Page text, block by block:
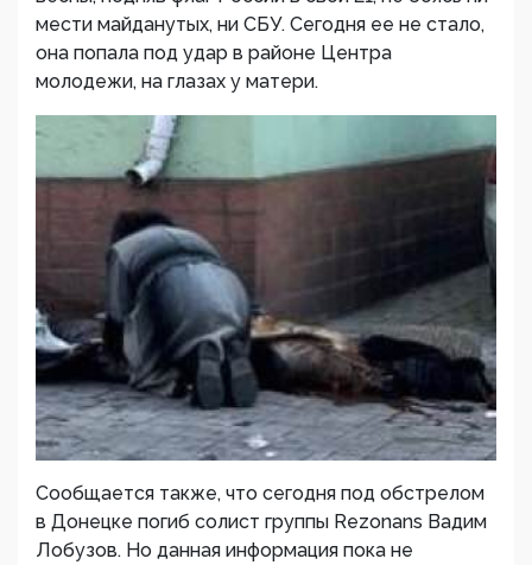
мести майданутых, ни СБУ. Сегодня ее не стало,
она попала под удар в районе Центра
молодежи, на глазах у матери.
Сообщается также, что сегодня под обстрелом
в Донецке погиб солист группы Rezonans Вадим
Лобузов. Но данная информация пока не